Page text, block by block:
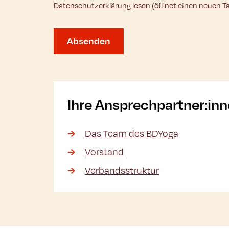
Datenschutzerklärung lesen (öffnet einen neuen
Absenden
Ihre
Das Team des BDYoga
Vorstand
Verbandsstruktur